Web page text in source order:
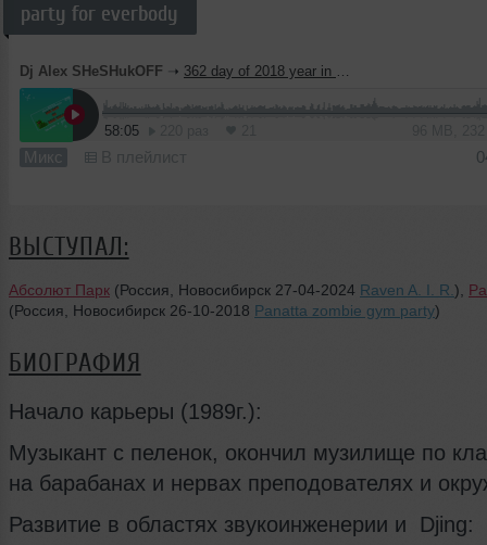
party for everbody
Dj Alex SHeSHukOFF ➝ 362 day of 2018 year in park Absolut
58:05
Микс В плейлист
ВЫСТУПАЛ:
Абсолют Парк (Россия, Новосибирск 27-04-2024 Raven A. I. R. ),
(Россия, Новосибирск 26-10-2018 Panatta zombie gym party)
БИОГРАФИЯ
Начало карьеры (1989г.):
Музыкант с пеленок, окончил музилище по
на барабанах и нервах преподователях и
Развитие в областях звукоинженерии и Djing: